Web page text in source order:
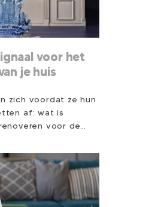
zoek naar
kamerplanten-
naar de ‘Top 5
een gezonde
- NASA
plant
voor het
je huis
zich voordat ze hun
af: wat is
voor de